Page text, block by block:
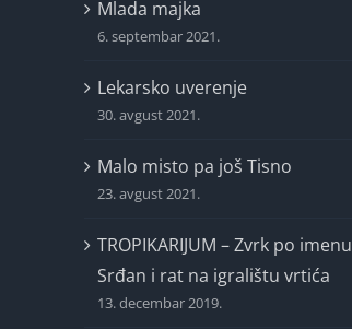
Mlada majka
6. septembar 2021.
Lekarsko uverenje
30. avgust 2021.
Malo misto pa još Tisno
23. avgust 2021.
TROPIKARIJUM – Zvrk po imenu
Srđan i rat na igralištu vrtića
13. decembar 2019.